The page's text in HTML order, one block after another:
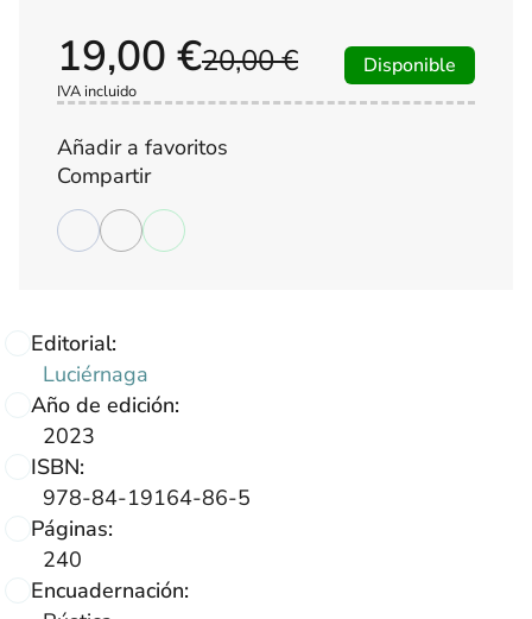
Editorial:
Luciérnaga
Año de edición:
2023
ISBN:
978-84-19164-86-5
Páginas:
240
Encuadernación:
20,00 €
19,00 €
IVA incluido
Disponible
Añadir a favoritos
Compartir